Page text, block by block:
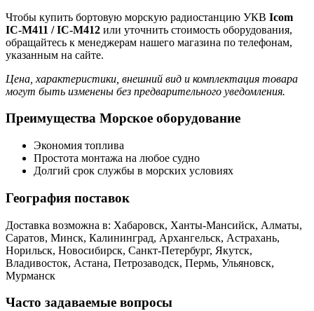
Чтобы купить бортовую морскую радиостанцию УКВ Icom
IC-M411 / IC-M412 или уточнить стоимость оборудования,
обращайтесь к менеджерам нашего магазина по телефонам,
указанным на сайте.
Цена, характеристики, внешний вид и комплектация товара
могут быть изменены без предварительного уведомления.
Преимущества Морское оборудование
Экономия топлива
Простота монтажа на любое судно
Долгий срок службы в морских условиях
География поставок
Доставка возможна в: Хабаровск, Ханты-Мансийск, Алматы,
Саратов, Минск, Калининград, Архангельск, Астрахань,
Норильск, Новосибирск, Санкт-Петербург, Якутск,
Владивосток, Астана, Петрозаводск, Пермь, Ульяновск,
Мурманск
Часто задаваемые вопросы